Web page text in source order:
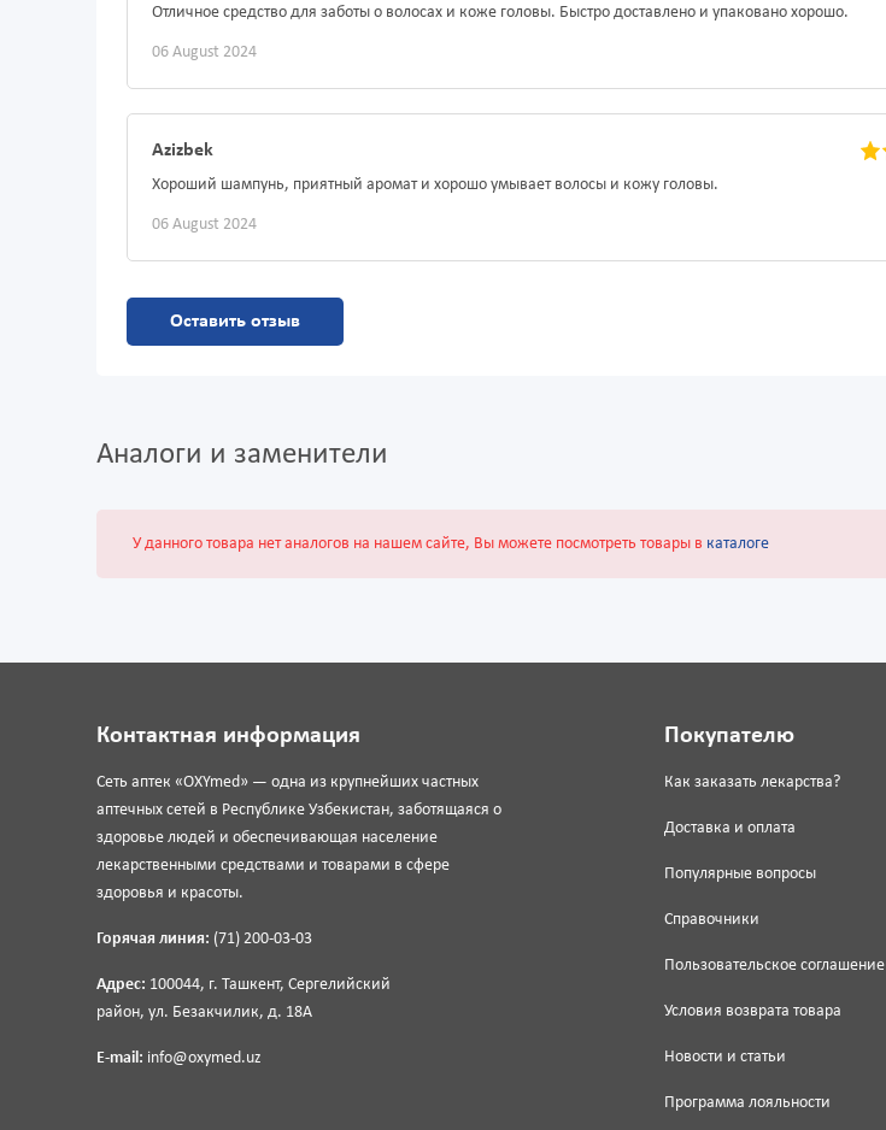
Отличное средство для заботы о волосах и коже головы. Быстро доставлено и упаковано хорошо.
06 August 2024
Azizbek
Хороший шампунь, приятный аромат и хорошо умывает волосы и кожу головы.
06 August 2024
Оставить отзыв
Аналоги и заменители
У данного товара нет аналогов на нашем сайте, Вы можете посмотреть товары в каталоге
Контактная информация
Сеть аптек «OXYmed» — одна из крупнейших частных
аптечных сетей в Республике Узбекистан, заботящаяся о
здоровье людей и обеспечивающая население
лекарственными средствами и товарами в сфере
здоровья и красоты.
Горячая линия: (71) 200-03-03
Адрес: 100044, г. Ташкент, Сергелийский
район, ул. Безакчилик, д. 18А
E-mail: info@oxymed.uz
Покупателю
Как заказать лекарства?
Доставка и оплата
Популярные вопросы
Справочники
Пользовательское соглашение
Условия возврата товара
Новости и статьи
Программа лояльности